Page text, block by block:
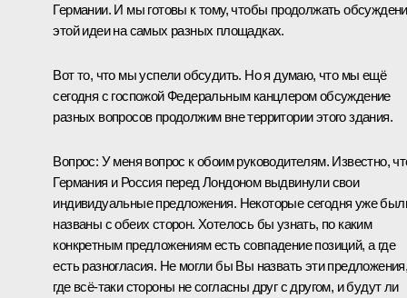
Германии. И мы готовы к тому, чтобы продолжать
этой идеи на самых разных площадках.
Вот то, что мы успели обсудить. Но я думаю, что мы ещё
сегодня с госпожой Федеральным канцлером обсуждение
разных вопросов продолжим вне территории этого здания.
Вопрос: У меня вопрос к обоим руководителям. Известно,
Германия и Россия перед Лондоном выдвинули свои
индивидуальные предложения. Некоторые сегодня уже
названы с обеих сторон. Хотелось бы узнать, по каким
конкретным предложениям есть совпадение позиций, а где
есть разногласия. Не могли бы Вы назвать эти
где всё‑таки стороны не согласны друг с другом, и будут ли